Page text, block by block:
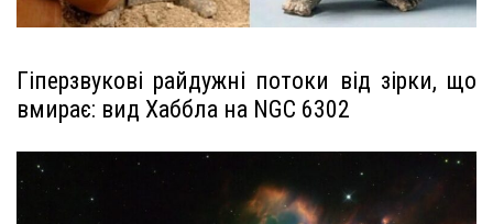
Гіперзвукові райдужні потоки від зірки, що
вмирає: вид Хаббла на NGC 6302